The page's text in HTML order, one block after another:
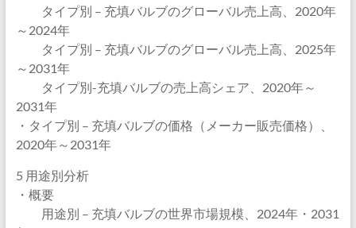
タイプ別 – 充填バルブのグローバル売上高、2020年
～2024年
タイプ別 – 充填バルブのグローバル売上高、2025年
～2031年
タイプ別-充填バルブの売上高シェア、2020年～
2031年
・タイプ別 – 充填バルブの価格（メーカー販売価格）、
2020年～2031年
5 用途別分析
・概要
用途別 – 充填バルブの世界市場規模、2024年・2031